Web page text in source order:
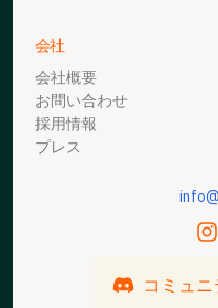
会社
会社概要
お問い合わせ
採用情報
プレス
コミュ